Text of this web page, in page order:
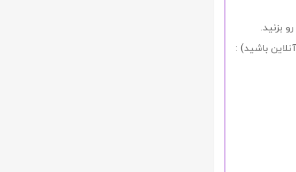
باشید) :